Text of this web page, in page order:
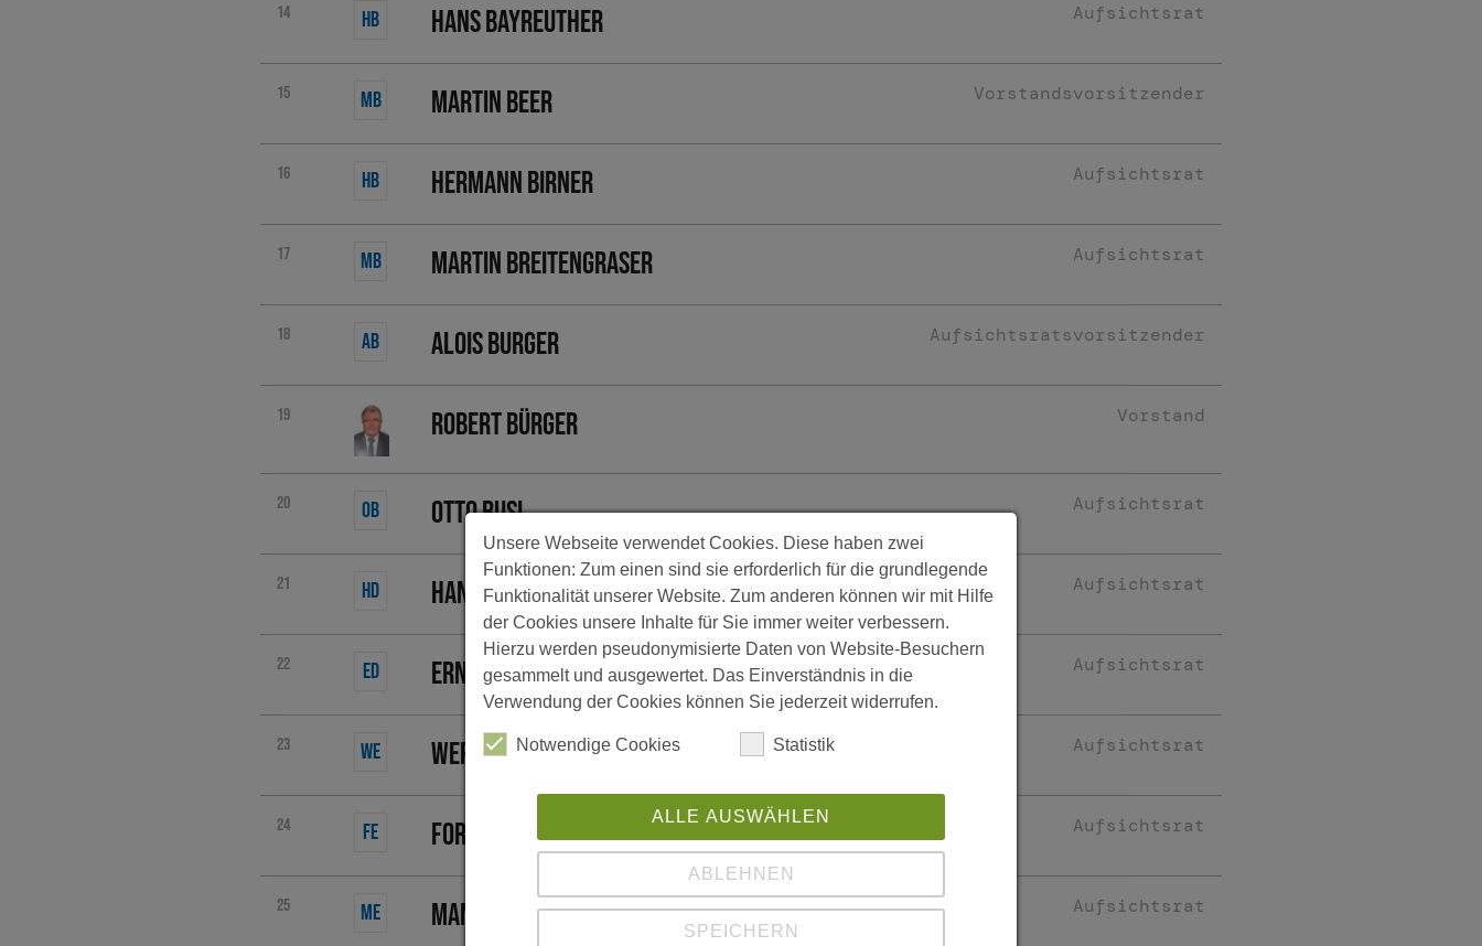
14 HB Hans Bayreuther Aufsichtsrat
15 MB Martin Beer Vorstandsvorsitzender
16 HB Hermann Birner Aufsichtsrat
17 MB Martin Breitengraser Aufsichtsrat
18 AB Alois Burger Aufsichtsratsvorsitzender
19 Robert Bürger Vorstand
20 OB Otto Busl Aufsichtsrat
21 HD Hans Dietl Aufsichtsrat
22 ED Ernst Döllinger Aufsichtsrat
23 WE Werner Eckstein Aufsichtsrat
24 FE Fortelny Elisabeth Aufsichtsrat
25 ME Manfred Ernstberger Aufsichtsrat
Unsere Webseite verwendet Cookies. Diese haben zwei
Funktionen: Zum einen sind sie erforderlich für die grundlegende
Funktionalität unserer Website. Zum anderen können wir mit Hilfe
der Cookies unsere Inhalte für Sie immer weiter verbessern.
Hierzu werden pseudonymisierte Daten von Website-Besuchern
gesammelt und ausgewertet. Das Einverständnis in die
Verwendung der Cookies können Sie jederzeit widerrufen.
Notwendige Cookies Statistik
ALLE AUSWÄHLEN
ABLEHNEN
SPEICHERN